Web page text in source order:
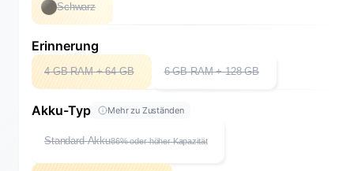
Schwarz
Erinnerung
4 GB RAM + 64 GB 6 GB RAM + 128 GB
Akku-Typ Mehr zu Zuständen
Standard Akku86% oder höher Kapazität